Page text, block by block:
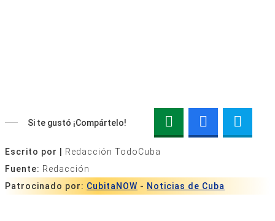
Si te gustó ¡Compártelo!
Escrito por |
Redacción TodoCuba
Fuente: Redacción
Patrocinado por: CubitaNOW - Noticias de Cuba